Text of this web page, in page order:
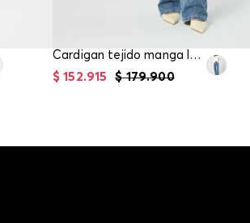
Cardigan tejido manga larga para mujer
$ 179.900
$ 152.915